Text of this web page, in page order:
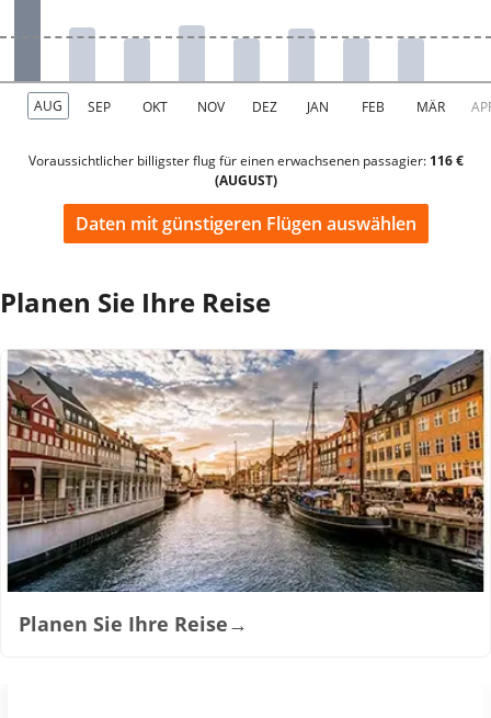
Voraussichtlicher billigster flug für einen erwachsenen passagier: 116 €
(AUGUST)
Daten mit günstigeren Flügen auswählen
Planen Sie Ihre Reise
Planen Sie Ihre Reise→